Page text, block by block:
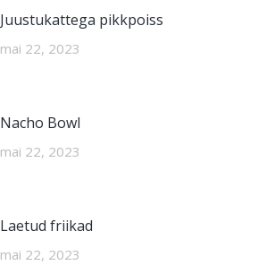
Juustukattega pikkpoiss
mai 22, 2023
Nacho Bowl
mai 22, 2023
Laetud friikad
mai 22, 2023